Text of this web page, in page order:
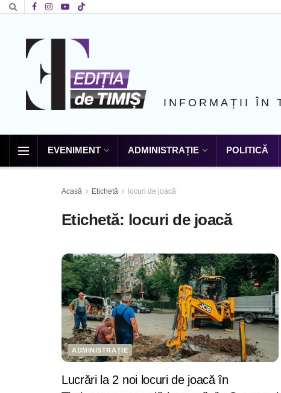
INFORMAȚII ÎN
EVENIMENT ADMINISTRAȚIE POLITICĂ
Acasă Etichetă locuri de joacă
Etichetă: locuri de joacă
ADMINISTRAȚIE
Lucrări la 2 noi locuri de joacă în